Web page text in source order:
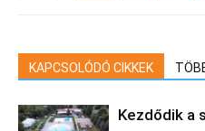
KAPCSOLÓDÓ CIKKEK
Kezdődik a